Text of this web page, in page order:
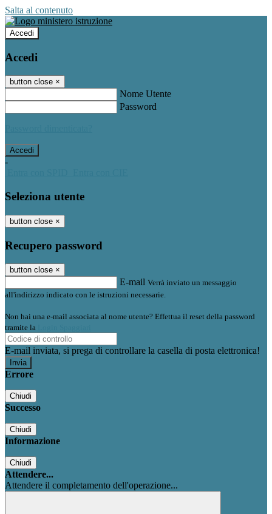
Salta al contenuto
Accedi
Accedi
button close ×
Nome Utente
Password
-
Seleziona utente
button close ×
Recupero password
button close ×
E-mail Verrà inviato un messaggio
all'indirizzo indicato con le istruzioni necessarie.
Non hai una e-mail associata al nome utente? Effettua il reset della password
tramite la
E-mail inviata, si prega di controllare la casella di posta elettronica!
Errore
Chiudi
Successo
Chiudi
Informazione
Chiudi
Attendere...
Attendere il completamento dell'operazione...